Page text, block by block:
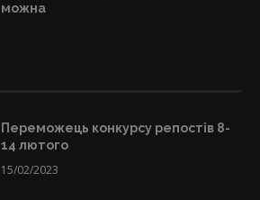
можна
Переможець конкурсу репостів 8-
14 лютого
15/02/2023